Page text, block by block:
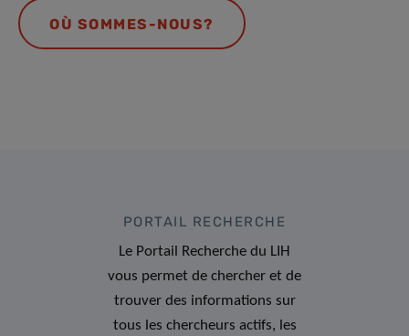
OÙ SOMMES-NOUS?
PORTAIL RECHERCHE
Le Portail Recherche du LIH
vous permet de chercher et de
trouver des informations sur
tous les chercheurs actifs, les